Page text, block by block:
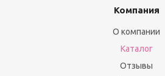
Компания
О компании
Каталог
Отзывы